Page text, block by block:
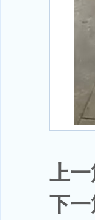
上一
下一